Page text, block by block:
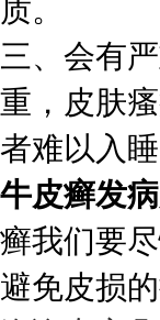
质。
三、会有
重，皮肤
者难以入
牛皮癣发
癣我们要
避免皮损